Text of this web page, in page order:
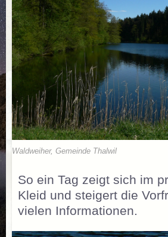
Waldweiher, Gemeinde Thalwil
So ein Tag zeigt sich im
Kleid und steigert die
vielen Informationen.